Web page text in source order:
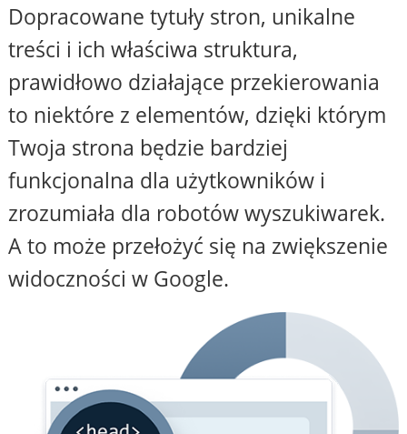
Dopracowane tytuły stron, unikalne
treści i ich właściwa struktura,
prawidłowo działające przekierowania
to niektóre z elementów, dzięki którym
Twoja strona będzie bardziej
funkcjonalna dla użytkowników i
zrozumiała dla robotów wyszukiwarek.
A to może przełożyć się na zwiększenie
widoczności w Google.